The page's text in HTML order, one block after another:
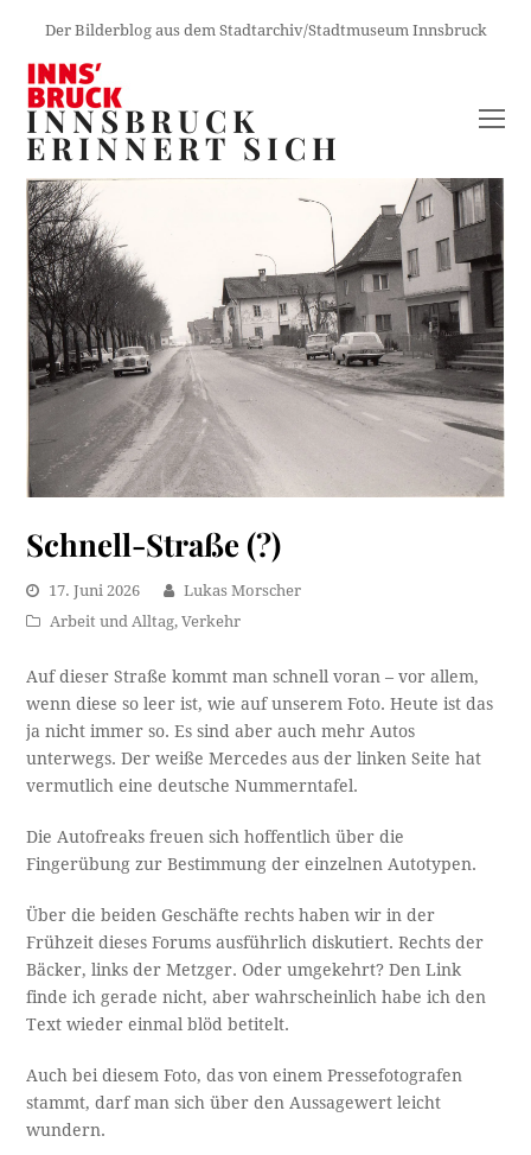
Der Bilderblog aus dem Stadtarchiv/Stadtmuseum Innsbruck
INNSBRUCK
ERINNERT SICH
Schnell-Straße (?)
17. Juni 2026
Lukas Morscher
Arbeit und Alltag,Verkehr
Auf dieser Straße kommt man schnell voran – vor allem,
wenn diese so leer ist, wie auf unserem Foto. Heute ist das
ja nicht immer so. Es sind aber auch mehr Autos
unterwegs. Der weiße Mercedes aus der linken Seite hat
vermutlich eine deutsche Nummerntafel.
Die Autofreaks freuen sich hoffentlich über die
Fingerübung zur Bestimmung der einzelnen Autotypen.
Über die beiden Geschäfte rechts haben wir in der
Frühzeit dieses Forums ausführlich diskutiert. Rechts der
Bäcker, links der Metzger. Oder umgekehrt? Den Link
finde ich gerade nicht, aber wahrscheinlich habe ich den
Text wieder einmal blöd betitelt.
Auch bei diesem Foto, das von einem Pressefotografen
stammt, darf man sich über den Aussagewert leicht
wundern.